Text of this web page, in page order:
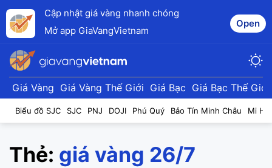
Cập nhật giá vàng nhanh chóng
Mở app GiaVangVietnam
Open
Giá Vàng Giá Vàng Thế Giới Giá Bạc Giá Bạc Thế Giới
Biểu đồ SJC SJC PNJ DOJI Phú Quý Bảo Tín Minh Châu Mi
Thẻ: giá vàng 26/7